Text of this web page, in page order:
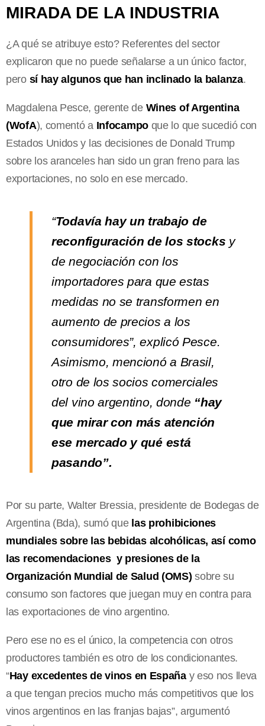
MIRADA DE LA INDUSTRIA
¿A qué se atribuye esto? Referentes del sector
explicaron que no puede señalarse a un único factor,
pero sí hay algunos que han inclinado la balanza.
Magdalena Pesce, gerente de Wines of Argentina
(WofA), comentó a Infocampoque lo que sucedió con
Estados Unidos y las decisiones de Donald Trump
sobre los aranceles han sido un gran freno para las
exportaciones, no solo en ese mercado.
“Todavía hay un trabajo de
reconfiguración de los stocks y
de negociación con los
importadores para que estas
medidas no se transformen en
aumento de precios a los
consumidores”, explicó Pesce.
Asimismo, mencionó a Brasil,
otro de los socios comerciales
del vino argentino, donde “hay
que mirar con más atención
ese mercado y qué está
pasando”.
Por su parte, Walter Bressia, presidente de Bodegas de
Argentina (Bda), sumó quelas prohibiciones
mundiales sobre las bebidas alcohólicas, así como
las recomendaciones y presiones de la
Organización Mundial de Salud (OMS) sobre su
consumo son factores que juegan muy en contra para
las exportaciones de vino argentino.
Pero ese no es el único, la competencia con otros
productores también es otro de los condicionantes.
“Hay excedentes de vinos en Españay eso nos lleva
a que tengan precios mucho más competitivos que los
vinos argentinos en las franjas bajas”, argumentó